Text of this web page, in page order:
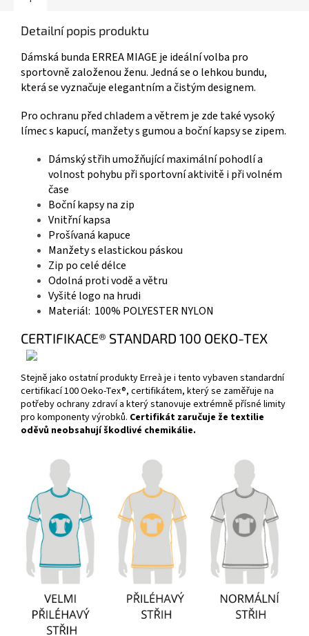
Detailní popis produktu
Dámská bunda ERREA MIAGE je ideální volba pro
sportovně založenou ženu. Jedná se o lehkou bundu,
která se vyznačuje elegantním a čistým designem.
Pro ochranu před chladem a větrem je zde také vysoký
límec s kapucí, manžety s gumou a boční kapsy se zipem.
Dámský střih umožňující maximální pohodlí a
volnost pohybu při sportovní aktivitě i při volném
čase
Boční kapsy na zip
Vnitřní kapsa
Prošívaná kapuce
Manžety s elastickou páskou
Zip po celé délce
Odolná proti vodě a větru
Vyšité logo na hrudi
Materiál: 100% POLYESTER NYLON
CERTIFIKACE® STANDARD 100 OEKO-TEX
Stejně jako ostatní produkty Erreà je i tento vybaven standardní
certifikací 100 Oeko-Tex®, certifikátem, který se zaměřuje na
potřeby ochrany zdraví a který stanovuje extrémně přísné limity
pro komponenty výrobků. Certifikát zaručuje že textilie
oděvů neobsahují škodlivé chemikálie.